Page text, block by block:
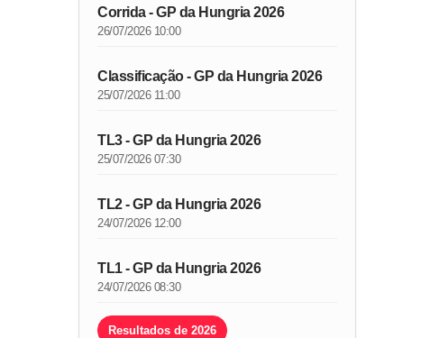
Corrida - GP da Hungria 2026
26/07/2026 10:00
Classificação - GP da Hungria 2026
25/07/2026 11:00
TL3 - GP da Hungria 2026
25/07/2026 07:30
TL2 - GP da Hungria 2026
24/07/2026 12:00
TL1 - GP da Hungria 2026
24/07/2026 08:30
Resultados de 2026